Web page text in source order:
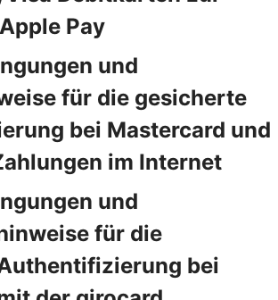
Pay
und
für die gesicherte
bei Mastercard und
im Internet
und
für die
bei